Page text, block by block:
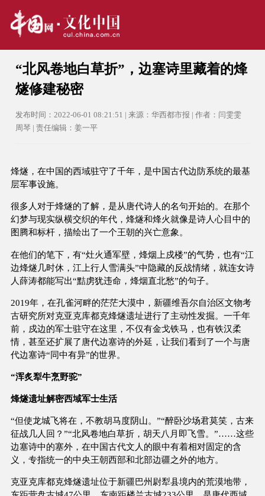
“北风卷地白草折”，边塞诗里藏着的烽
燧修建秘密
发布时间：2022-06-01 08:21:51 | 来源：华西都市报 | 作者：闫雯雯
周琴 | 责任编辑：姜一平
烽燧，在中国的西域驻守了千年，是中国古代边防系统的最基
层军事设施。
很多人对于烽燧的了解，是从唐代诗人的名句开始的。在那个
幻梦与现实纵横交织的年代，烽燧和烽火就像是诗人心目中的
图腾和标杆，描绘出了一个王朝的兴亡意象。
在他们的笔下，有“灶火通军壁，烽烟上戍楼”的气势，也有“江
边烽燧几时休，江上行人雪满头”中隐藏的反战情绪，就连女诗
人薛涛都能写出“黠虏犹违命，烽烟直北愁”的句子。
2019年，在孔雀河畔的茫茫大漠中，新疆维吾尔自治区文物考
古研究所对克亚克库都克烽燧遗址进行了主动性发掘。一千年
前，戍边的军士驻守在这里，不仅有金戈铁马，也有铁汉柔
情，甚至还扩展了唐代边塞诗的外延，让我们看到了一个与唐
代边塞诗“同中有异”的世界。
“浑炙犁牛烹野驼”
烽燧遗址解密西域军士生活
“但使龙城飞将在，不教胡马度阴山。”“醉卧沙场君莫笑，古来
征战几人回？”“北风卷地白草折，胡天八月即飞雪。”……这些
边塞诗中的塞外，在中国古代文人的眼中有着相对固定的含
义，专指统一的中央王朝西部和北部边疆之外的地方。
克亚克库都克烽燧遗址位于新疆巴州尉犁县境内的荒漠地带，